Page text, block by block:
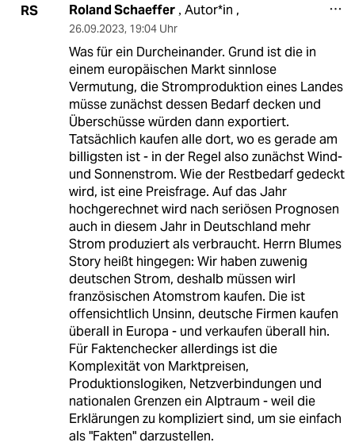
RS Roland Schaeffer, Autor*in ,
26.09.2023, 19:04 Uhr
Was für ein Durcheinander. Grund ist die in
einem europäischen Markt sinnlose
Vermutung, die Stromproduktion eines Landes
müsse zunächst dessen Bedarf decken und
Überschüsse würden dann exportiert.
Tatsächlich kaufen alle dort, wo es gerade am
billigsten ist - in der Regel also zunächst Wind-
und Sonnenstrom. Wie der Restbedarf gedeckt
wird, ist eine Preisfrage. Auf das Jahr
hochgerechnet wird nach seriösen Prognosen
auch in diesem Jahr in Deutschland mehr
Strom produziert als verbraucht. Herrn Blumes
Story heißt hingegen: Wir haben zuwenig
deutschen Strom, deshalb müssen wirl
französischen Atomstrom kaufen. Die ist
offensichtlich Unsinn, deutsche Firmen kaufen
überall in Europa - und verkaufen überall hin.
Für Faktenchecker allerdings ist die
Komplexität von Marktpreisen,
Produktionslogiken, Netzverbindungen und
nationalen Grenzen ein Alptraum - weil die
Erklärungen zu kompliziert sind, um sie einfach
als "Fakten" darzustellen.